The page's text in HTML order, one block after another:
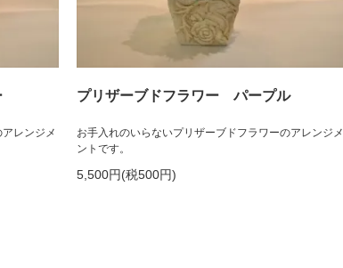
レンジメ
プリザーブドフラワー パープル
お手入れのいらないプリザーブドフラワーのアレンジメ
ントです。
5,500円(税500円)